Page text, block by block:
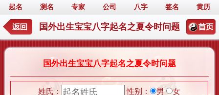
起名 测名 专家 公司 八字 签名 黄历
国外出生宝宝八字起名之夏令时问题
国外出生宝宝八字起名之夏令时问题
姓氏： 性别： 男 女